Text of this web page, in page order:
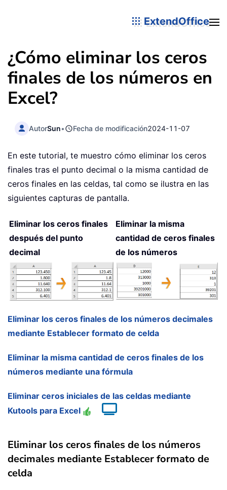
ExtendOffice
¿Cómo eliminar los ceros
finales de los números en
Excel?
AutorSun• Fecha de modificación2024-11-07
En este tutorial, te muestro cómo eliminar los ceros
finales tras el punto decimal o la misma cantidad de
ceros finales en las celdas, tal como se ilustra en las
siguientes capturas de pantalla.
Eliminar los ceros finales
después del punto
decimal
Eliminar la misma
cantidad de ceros finales
de los números
Eliminar los ceros finales de los números decimales
mediante Establecer formato de celda
Eliminar la misma cantidad de ceros finales de los
números mediante una fórmula
Eliminar ceros iniciales de las celdas mediante
Kutools para Excel
Eliminar los ceros finales de los números
decimales mediante Establecer formato de
celda